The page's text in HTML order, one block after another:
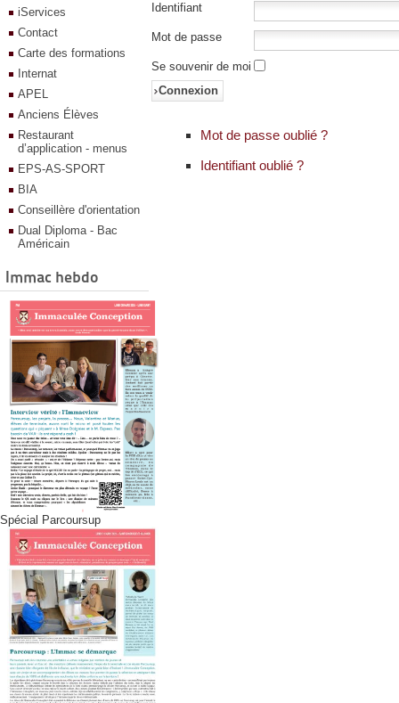
iServices
Contact
Carte des formations
Internat
APEL
Anciens Élèves
Restaurant
d’application - menus
EPS-AS-SPORT
BIA
Conseillère d'orientation
Dual Diploma - Bac
Américain
Immac hebdo
Spécial Parcoursup
Identifiant
Mot de passe
Se souvenir de moi
Connexion
Mot de passe oublié ?
Identifiant oublié ?